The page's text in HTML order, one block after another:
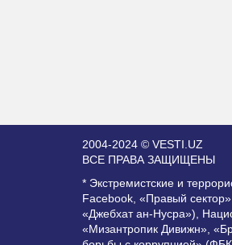
2004-2024 © VESTI.UZ
ВСЕ ПРАВА ЗАЩИЩЕНЫ
* Экстремистские и
Facebook, «Правый
«Джебхат ан-Нусра»),
«Мизантропик Дивижн»,